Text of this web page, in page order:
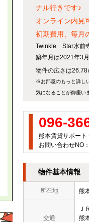
ナル行きです♪
オンライン内見
初期費用、毎月
Twinkle Star水前
築年月は2021年3
物件の広さは26.78
※お部屋のもっと詳し
気になることが御座い
096-
熊本賃貸サポート
お問い合わせNO
物件基本情報
所在地 熊
交通
Ｊ
熊